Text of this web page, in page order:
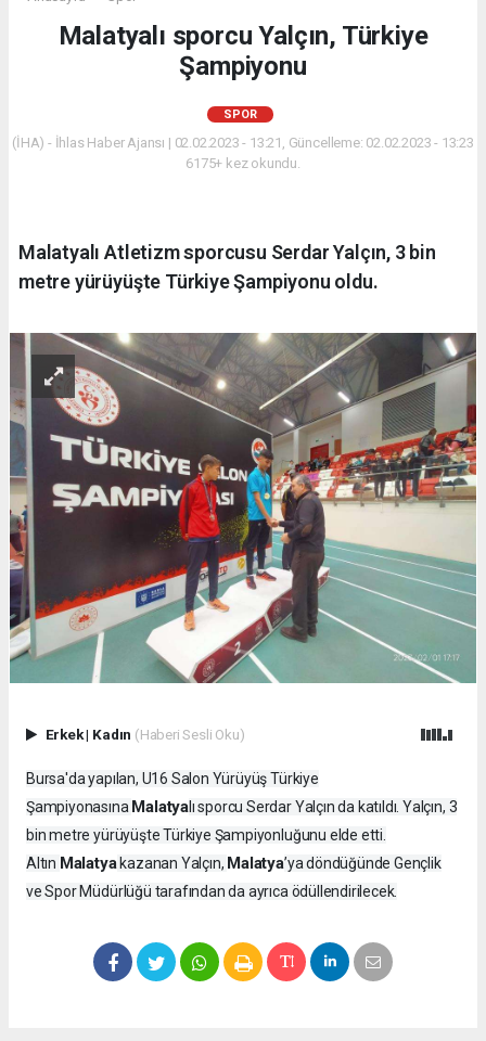
Malatyalı sporcu Yalçın, Türkiye
Şampiyonu
SPOR
(İHA) - İhlas Haber Ajansı | 02.02.2023 - 13:21, Güncelleme: 02.02.2023 - 13:23
6175+ kez okundu.
Malatyalı Atletizm sporcusu Serdar Yalçın, 3 bin
metre yürüyüşte Türkiye Şampiyonu oldu.
Erkek| Kadın (Haberi Sesli Oku)
Bursa'da yapılan, U16 Salon Yürüyüş Türkiye
Şampiyonasına Malatyalı sporcu Serdar Yalçın da katıldı. Yalçın, 3
bin metre yürüyüşte Türkiye Şampiyonluğunu elde etti.
Altın Malatyakazanan Yalçın, Malatya’ya döndüğünde Gençlik
ve Spor Müdürlüğü tarafından da ayrıca ödüllendirilecek.